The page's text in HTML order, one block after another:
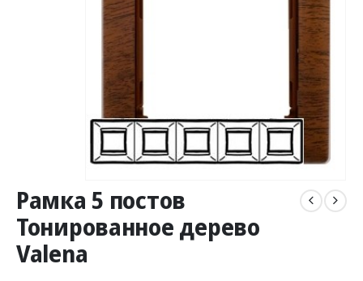
Рамка 5 постов
Тонированное дерево
Valena